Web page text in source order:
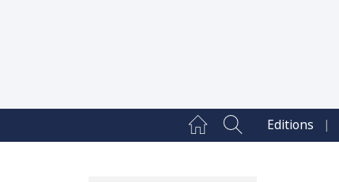
Editions |